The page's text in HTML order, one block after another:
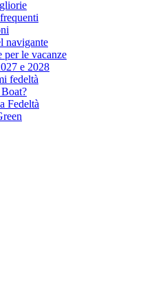
navigante
per le vacanze
e 2028
fedeltà
Fedeltà